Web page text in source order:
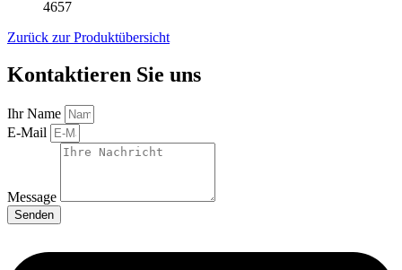
4657
Zurück zur Produktübersicht
Kontaktieren Sie uns
Ihr Name
E-Mail
Message
Senden